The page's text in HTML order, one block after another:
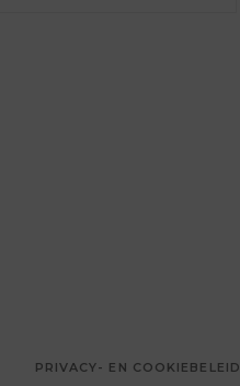
PRIVACY- EN COOKIEBELEID